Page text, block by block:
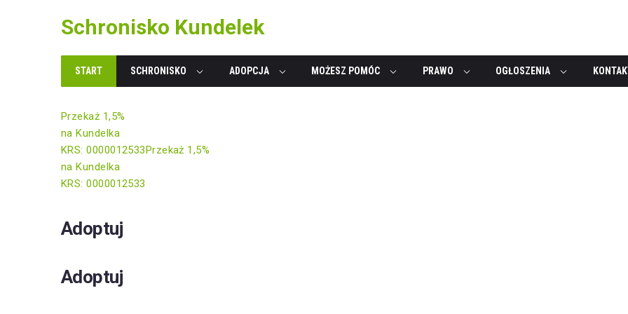
Schronisko Kundelek
START SCHRONISKO ADOPCJA MOŻESZ POMÓC PRAWO OGŁOSZENIA
Przekaż 1,5%
na Kundelka
KRS: 0000012533Przekaż 1,5%
na Kundelka
KRS: 0000012533
Adoptuj
Adoptuj